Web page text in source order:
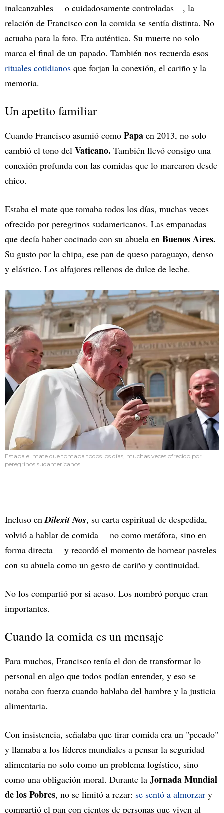
inalcanzables —o cuidadosamente controladas—, la
relación de Francisco con la comida se sentía distinta. No
actuaba para la foto. Era auténtica. Su muerte no solo
marca el final de un papado. También nos recuerda esos
rituales cotidianos que forjan la conexión, el cariño y la
memoria.
Un apetito familiar
Cuando Francisco asumió como Papa en 2013, no solo
cambió el tono del Vaticano. También llevó consigo una
conexión profunda con las comidas que lo marcaron desde
chico.
Estaba el mate que tomaba todos los días, muchas veces
ofrecido por peregrinos sudamericanos. Las empanadas
que decía haber cocinado con su abuela en Buenos Aires.
Su gusto por la chipa, ese pan de queso paraguayo, denso
y elástico. Los alfajores rellenos de dulce de leche.
Estaba el mate que tomaba todos los días, muchas veces ofrecido por
peregrinos sudamericanos.
Incluso enDilexit Nos, su carta espiritual de despedida,
volvió a hablar de comida —no como metáfora, sino en
forma directa— y recordó el momento de hornear pasteles
con su abuela como un gesto de cariño y continuidad.
No los compartió por si acaso. Los nombró porque eran
importantes.
Cuando la comida es un mensaje
Para muchos, Francisco tenía el don de transformar lo
personal en algo que todos podían entender, y eso se
notaba con fuerza cuando hablaba del hambre y la justicia
alimentaria.
Con insistencia, señalaba que tirar comida era un "pecado"
y llamaba a los líderes mundiales a pensar la seguridad
alimentaria no solo como un problema logístico, sino
como una obligación moral. Durante la Jornada Mundial
de los Pobres, no se limitó a rezar: se sentó a almorzar y
compartió el pan con cientos de personas que viven al